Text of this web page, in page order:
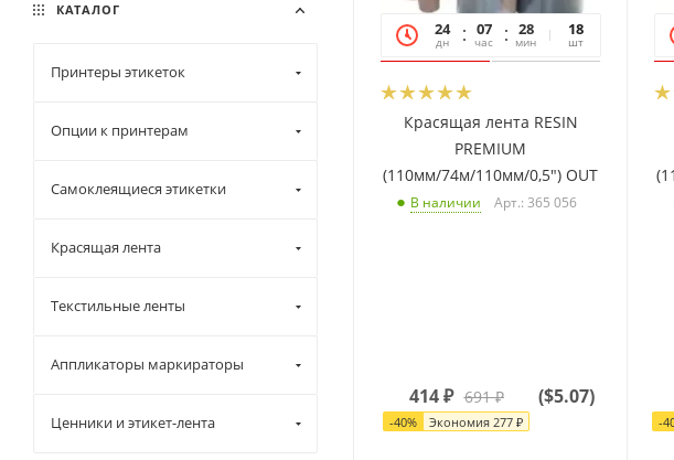
24
дн
07
час
28
мин
44
сек
18
шт
Красящая лента RESIN
PREMIUM
(110мм/74м/110мм/0,5") OUT
В наличии Арт.: 365 056
414₽ 691₽
-40% Экономия277 ₽
($5.07)
-
Красный металл (
Светло-розовый (7
Серый (7)
КАТАЛОГ
Принтеры этикеток
Опции к принтерам
Самоклеящиеся этикетки
Красящая лента
Текстильные ленты
Аппликаторы маркираторы
Ценники и этикет-лента